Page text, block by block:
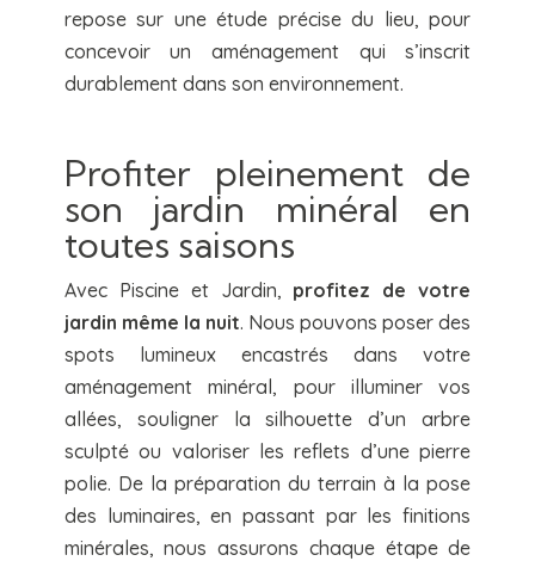
repose sur une étude précise du lieu, pour
concevoir un aménagement qui s’inscrit
durablement dans son environnement.
Profiter pleinement de
son jardin minéral en
toutes saisons
Avec Piscine et Jardin, profitez de votre
jardin même la nuit. Nous pouvons poser des
spots lumineux encastrés dans votre
aménagement minéral, pour illuminer vos
allées, souligner la silhouette d’un arbre
sculpté ou valoriser les reflets d’une pierre
polie. De la préparation du terrain à la pose
des luminaires, en passant par les finitions
minérales, nous assurons chaque étape de